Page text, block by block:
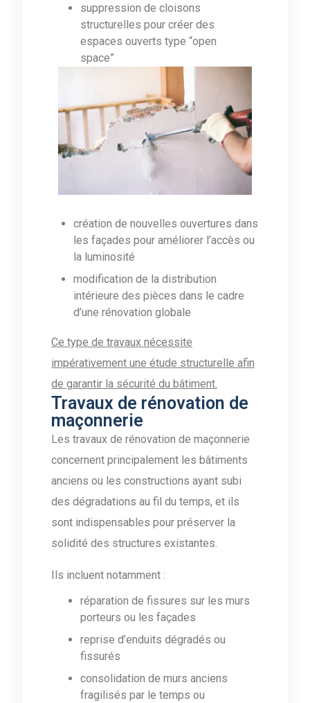
suppression de cloisons
structurelles pour créer des
espaces ouverts type “open
space”
création de nouvelles ouvertures dans
les façades pour améliorer l’accès ou
la luminosité
modification de la distribution
intérieure des pièces dans le cadre
d’une rénovation globale
Ce type de travaux nécessite
impérativement une étude structurelle afin
de garantir la sécurité du bâtiment.
Travaux de rénovation de
maçonnerie
Les travaux de rénovation de maçonnerie
concernent principalement les bâtiments
anciens ou les constructions ayant subi
des dégradations au fil du temps, et ils
sont indispensables pour préserver la
solidité des structures existantes.
Ils incluent notamment :
réparation de fissures sur les murs
porteurs ou les façades
reprise d’enduits dégradés ou
fissurés
consolidation de murs anciens
fragilisés par le temps ou